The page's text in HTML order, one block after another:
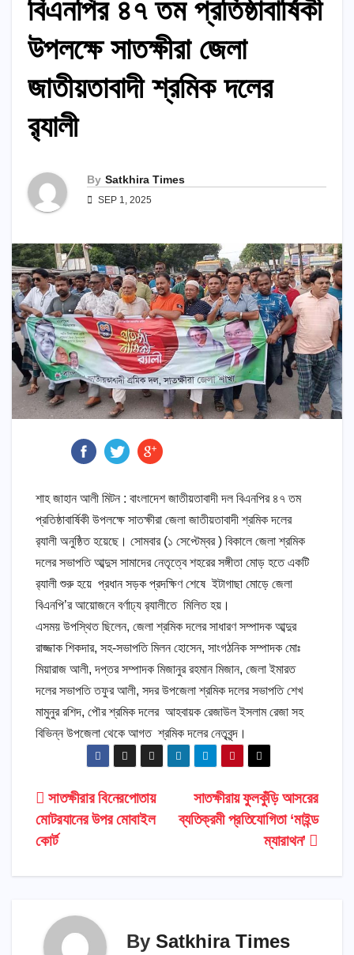
বিএনপির ৪৭ তম প্রতিষ্ঠাবার্ষিকী
উপলক্ষে সাতক্ষীরা জেলা
জাতীয়তাবাদী শ্রমিক দলের
র‍্যালী
By Satkhira Times
SEP 1, 2025
শাহ জাহান আলী মিটন : বাংলাদেশ জাতীয়তাবাদী দল বিএনপির ৪৭ তম
প্রতিষ্ঠাবার্ষিকী উপলক্ষে সাতক্ষীরা জেলা জাতীয়তাবাদী শ্রমিক দলের
র‍্যালী অনুষ্ঠিত হয়েছে। সোমবার (১ সেপ্টেম্বর ) বিকালে জেলা শ্রমিক
দলের সভাপতি আব্দুস সামাদের নেতৃত্বে শহরের সঙ্গীতা মোড় হতে একটি
র‍্যালী শুরু হয়ে প্রধান সড়ক প্রদক্ষিণ শেষে ইটাগাছা মোড়ে জেলা
বিএনপি’র আয়োজনে বর্ণাঢ্য র‍্যালীতে মিলিত হয়।
এসময় উপস্থিত ছিলেন, জেলা শ্রমিক দলের সাধারণ সম্পাদক আব্দুর
রাজ্জাক শিকদার, সহ-সভাপতি মিলন হোসেন, সাংগঠনিক সম্পাদক মোঃ
মিয়ারাজ আলী, দপ্তর সম্পাদক মিজানুর রহমান মিজান, জেলা ইমারত
দলের সভাপতি তফুর আলী, সদর উপজেলা শ্রমিক দলের সভাপতি শেখ
মামুনুর রশিদ, পৌর শ্রমিক দলের আহবায়ক রেজাউল ইসলাম রেজা সহ
বিভিন্ন উপজেলা থেকে আগত শ্রমিক দলের নেতৃবৃন্দ।
Post
navigation
সাতক্ষীরায় ফুলকুঁড়ি আসরের
ব্যতিক্রমী প্রতিযোগিতা ‘মাইন্ড
ম্যারাথন’
সাতক্ষীরার বিনেরপোতায়
মোটরযানের উপর মোবাইল
কোর্ট
By Satkhira Times